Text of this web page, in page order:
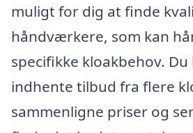
muligt for dig at finde
håndværkere, som kan
specifikke kloakbehov.
indhente tilbud fra flere
sammenligne priser og